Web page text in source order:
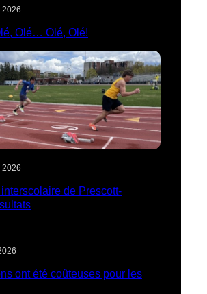
2026
Olé… Olé, Olé!
2026
de Prescott-
ont été coûteuses pour les